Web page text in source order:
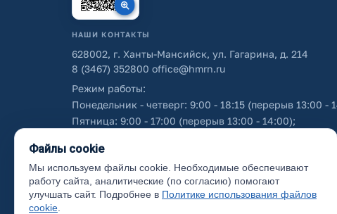
НАШИ КОНТАКТЫ
628002, г. Ханты-Мансийск, ул. Гагарина, д. 214
8 (3467) 352800 office@hmrn.ru
Режим работы:
Понедельник - четверг: 9:00 - 18:15 (перерыв 13:00 -
Пятница: 9:00 - 17:00 (перерыв 13:00 - 14:00);
Об использовании персональных данных
Файлы cookie
Мы используем файлы cookie. Необходимые обеспечивают
работу сайта, аналитические (по согласию) помогают
улучшать сайт. Подробнее в Политике использования файлов
cookie